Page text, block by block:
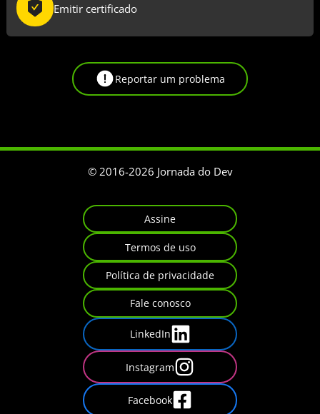
Emitir certificado
Reportar um problema
© 2016-2026 Jornada do Dev
Assine
Termos de uso
Política de privacidade
Fale conosco
LinkedIn
Instagram
Facebook